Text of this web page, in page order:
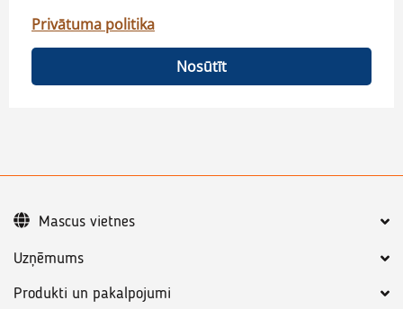
Privātuma politika
Nosūtīt
Uzņēmums
Produkti un pakalpojumi
Mascus vietnes